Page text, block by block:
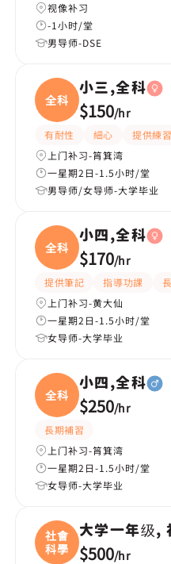
视像补习
-1小时/堂
男导师-DSE
全科
小三,全科
$150/hr
有耐性 細心 提供練
上门补习-筲箕湾
一星期2日-1.5小时/堂
男导师/女导师-大学毕业
全科
小四,全科
$170/hr
提供筆記 指導功課
上门补习-黄大仙
一星期2日-1.5小时/堂
女导师-大学毕业
全科
小四,全科
$250/hr
長期補習
上门补习-筲箕湾
一星期2日-1.5小时/堂
女导师-大学毕业
社會
科學
大学一年级,
$500/hr